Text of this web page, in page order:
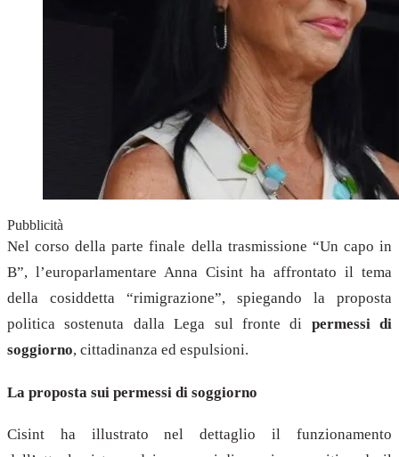
Pubblicità
Nel corso della parte finale della trasmissione “Un capo in
B”, l’europarlamentare Anna Cisint ha affrontato il tema
della cosiddetta “rimigrazione”, spiegando la proposta
politica sostenuta dalla Lega sul fronte di permessi di
soggiorno, cittadinanza ed espulsioni.
La proposta sui permessi di soggiorno
Cisint ha illustrato nel dettaglio il funzionamento